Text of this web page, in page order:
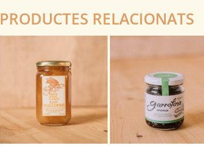
PRODUCTES RELACIONATS